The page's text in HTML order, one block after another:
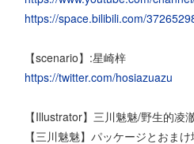
https://space.bilibili.com/
【scenario】:星崎梓
https://twitter.com/hosiazuazu
【Illustrator】三川魅魅/野生的凌
【三川魅魅】パッケージとおま